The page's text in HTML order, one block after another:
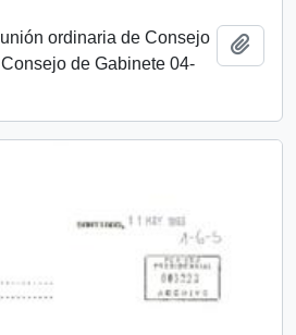
ordinaria de Consejo
de Gabinete 04-